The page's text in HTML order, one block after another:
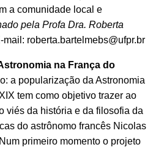
a comunidade local e
pela Profa Dra. Roberta
mail: roberta.bartelmebs@ufpr.br
na França do
a popularização da Astronomia
tem como objetivo trazer ao
viés da história e da filosofia da
do astrônomo francês Nicolas
primeiro momento o projeto